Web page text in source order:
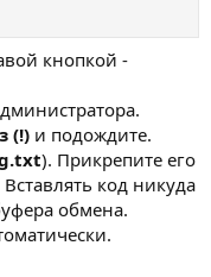
кнопкой -
(!) и подождите.
). Прикрепите его
код никуда
обмена.